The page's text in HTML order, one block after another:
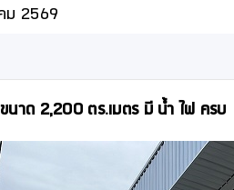
1 สิงหาคม 2569
นาด 2,200 ตร.เมตร มี น้ำ ไฟ ครบ